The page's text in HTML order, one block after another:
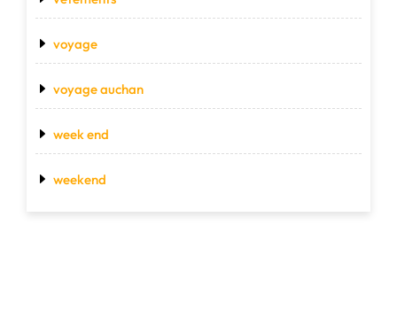
voyage
voyage auchan
week end
weekend